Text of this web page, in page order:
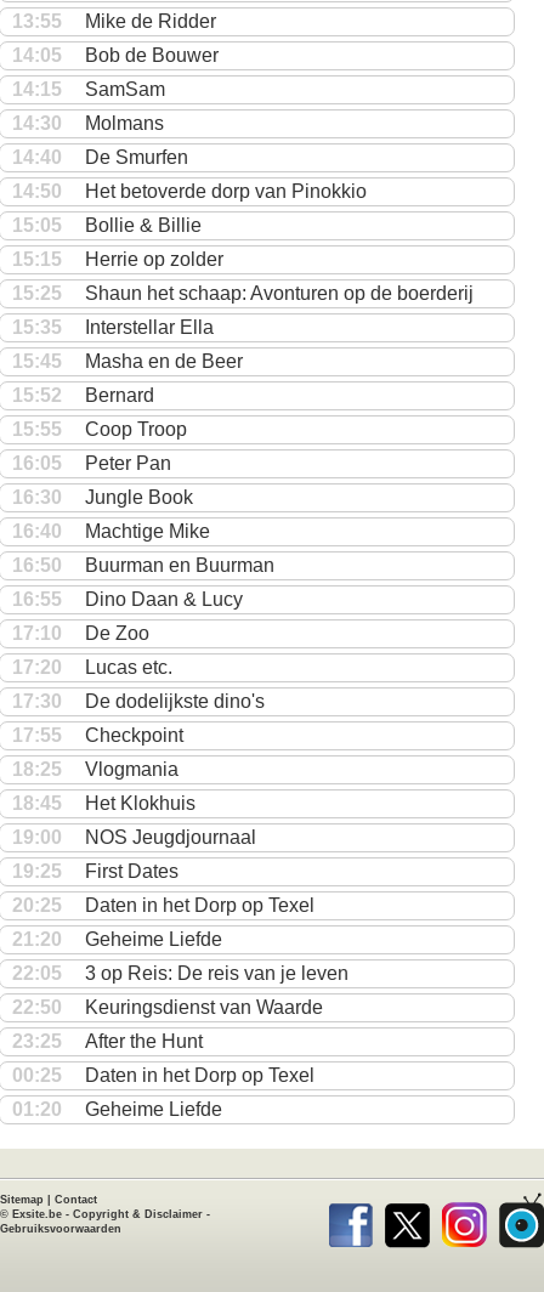
13:55
Mike de Ridder
14:05
Bob de Bouwer
14:15
SamSam
14:30
Molmans
14:40
De Smurfen
14:50
Het betoverde dorp van Pinokkio
15:05
Bollie & Billie
15:15
Herrie op zolder
15:25
Shaun het schaap: Avonturen op de boerderij
15:35
Interstellar Ella
15:45
Masha en de Beer
15:52
Bernard
15:55
Coop Troop
16:05
Peter Pan
16:30
Jungle Book
16:40
Machtige Mike
16:50
Buurman en Buurman
16:55
Dino Daan & Lucy
17:10
De Zoo
17:20
Lucas etc.
17:30
De dodelijkste dino's
17:55
Checkpoint
18:25
Vlogmania
18:45
Het Klokhuis
19:00
NOS Jeugdjournaal
19:25
First Dates
20:25
Daten in het Dorp op Texel
21:20
Geheime Liefde
22:05
3 op Reis: De reis van je leven
22:50
Keuringsdienst van Waarde
23:25
After the Hunt
00:25
Daten in het Dorp op Texel
01:20
Geheime Liefde
Sitemap
Contact
© Exsite.be - Copyright & Disclaimer -
Gebruiksvoorwaarden